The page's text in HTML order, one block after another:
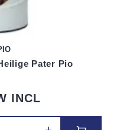
Pater Pio
INCL